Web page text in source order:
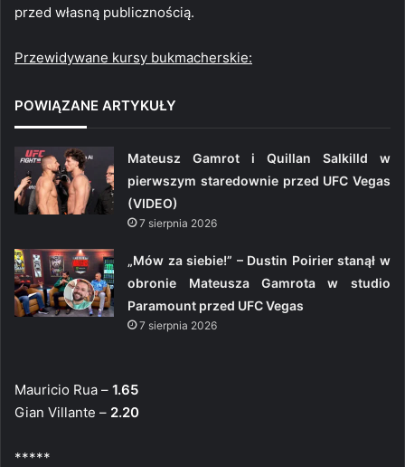
przed własną publicznością.
Przewidywane kursy bukmacherskie:
POWIĄZANE ARTYKUŁY
Mateusz Gamrot i Quillan Salkilld w
pierwszym staredownie przed UFC Vegas
(VIDEO)
7 sierpnia 2026
„Mów za siebie!” – Dustin Poirier stanął w
obronie Mateusza Gamrota w studio
Paramount przed UFC Vegas
7 sierpnia 2026
Mauricio Rua – 1.65
Gian Villante – 2.20
*****